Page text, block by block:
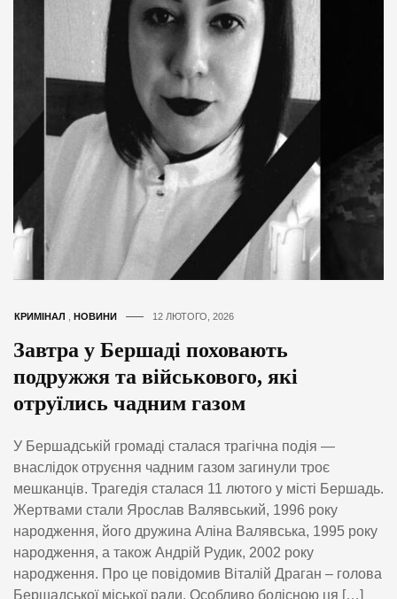
КРИМІНАЛ НОВИНИ 12 ЛЮТОГО, 2026
Завтра у Бершаді поховають
подружжя та військового, які
отруїлись чадним газом
У Бершадській громаді сталася трагічна подія —
внаслідок отруєння чадним газом загинули троє
мешканців. Трагедія сталася 11 лютого у місті Бершадь.
Жертвами стали Ярослав Валявський, 1996 року
народження, його дружина Аліна Валявська, 1995 року
народження, а також Андрій Рудик, 2002 року
народження. Про це повідомив Віталій Драган – голова
Бершадської міської ради. Особливо болісною ця […]